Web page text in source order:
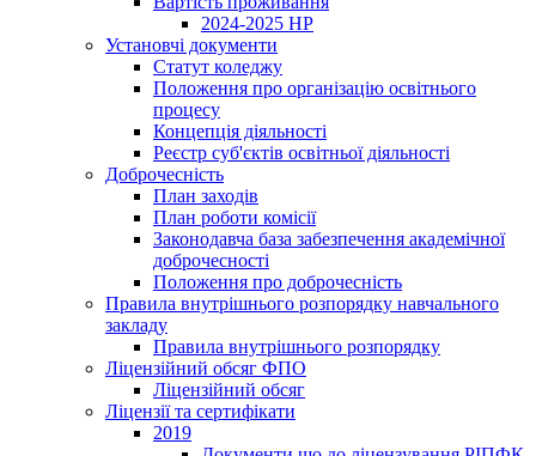
2024-2025 НР
Установчі документи
Статут коледжу
Положення про організацію освітнього
процесу
Концепція діяльності
Реєстр суб'єктів освітньої діяльності
Доброчесність
План заходів
План роботи комісії
Законодавча база забезпечення академічної
доброчесності
Положення про доброчесність
Правила внутрішнього розпорядку навчального
закладу
Правила внутрішнього розпорядку
Ліцензійний обсяг ФПО
Ліцензійний обсяг
Ліцензії та сертифікати
2019